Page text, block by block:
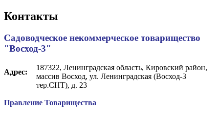
Контакты
Садоводческое некоммерческое товарищество
"Восход-3"
Адрес:
187322, Ленинградская область, Кировский район,
массив Восход, ул. Ленинградская (Восход-3
тер.СНТ), д. 23
Правление Товарищества